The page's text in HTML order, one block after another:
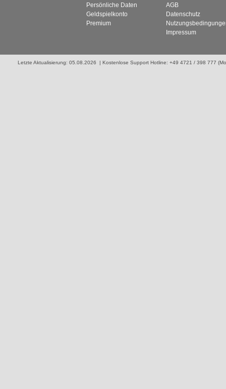
Persönliche Daten
Geldspielkonto
Premium
AGB
Datenschutz
Impressum
Letzte Aktualisierung: 05.08.2026 | Kostenlose Support Hotline: +49 4721 / 398 777